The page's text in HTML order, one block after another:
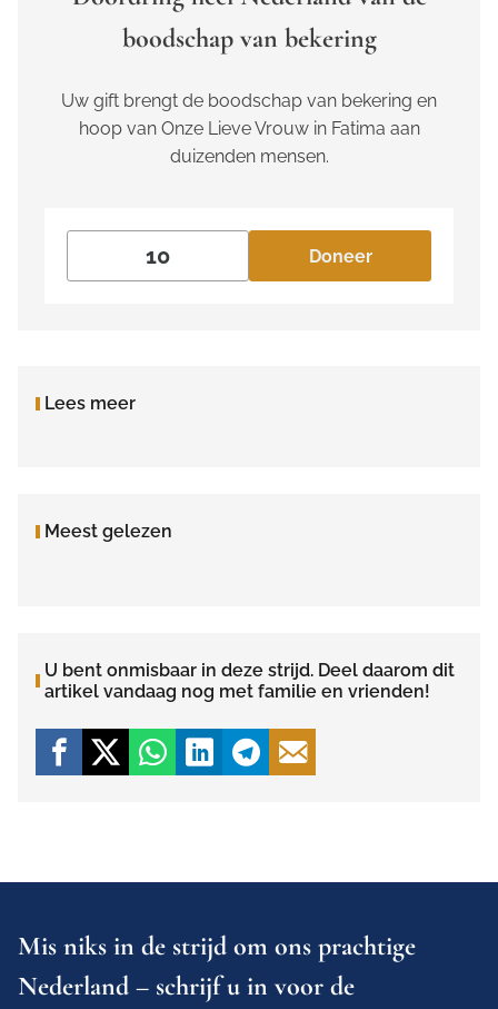
boodschap van bekering
Uw gift brengt de boodschap van bekering en
hoop van Onze Lieve Vrouw in Fatima aan
duizenden mensen.
Doneer
Lees meer
Meest gelezen
U bent onmisbaar in deze strijd. Deel daarom dit
artikel vandaag nog met familie en vrienden!
Mis niks in de strijd om ons prachtige
Nederland – schrijf u in voor de